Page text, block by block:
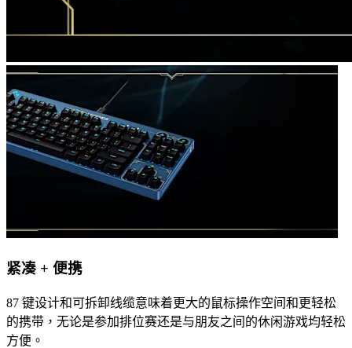
紧凑 + 便携
87 键设计和可拆卸线缆意味着更大的鼠标操作空间和更轻松
的携带，无论是参加排位赛还是与朋友之间的休闲游戏均轻松
方便。